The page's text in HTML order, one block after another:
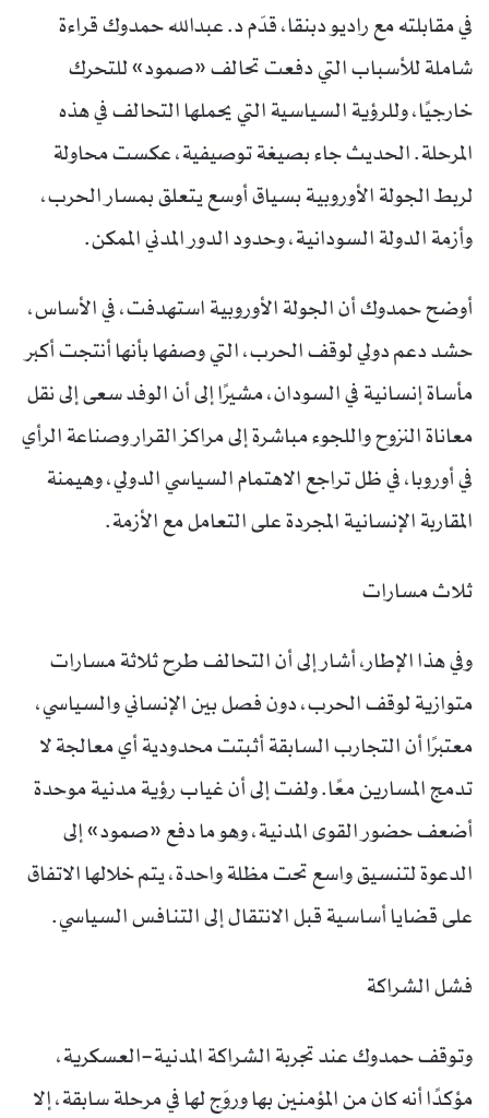
في مقابلته مع راديو دبنقا، قدّم د. عبدالله حمدوك قراءة
شاملة للأسباب التي دفعت تحالف «صمود» للتحرك
خارجيًا، وللرؤية السياسية التي يحملها التحالف في هذه
المرحلة. الحديث جاء بصيغة توصيفية، عكست محاولة
لربط الجولة الأوروبية بسياق أوسع يتعلق بمسار الحرب،
وأزمة الدولة السودانية، وحدود الدور المدني الممكن.
أوضح حمدوك أن الجولة الأوروبية استهدفت، في الأساس،
حشد دعم دولي لوقف الحرب، التي وصفها بأنها أنتجت أكبر
مأساة إنسانية في السودان، مشيرًا إلى أن الوفد سعى إلى نقل
معاناة النزوح واللجوء مباشرة إلى مراكز القرار وصناعة الرأي
في أوروبا، في ظل تراجع الاهتمام السياسي الدولي، وهيمنة
المقاربة الإنسانية المجردة على التعامل مع الأزمة.
ثلاث مسارات
وفي هذا الإطار، أشار إلى أن التحالف طرح ثلاثة مسارات
متوازية لوقف الحرب، دون فصل بين الإنساني والسياسي،
معتبرًا أن التجارب السابقة أثبتت محدودية أي معالجة لا
تدمج المسارين معًا. ولفت إلى أن غياب رؤية مدنية موحدة
أضعف حضور القوى المدنية، وهو ما دفع «صمود» إلى
الدعوة لتنسيق واسع تحت مظلة واحدة، يتم خلالها الاتفاق
على قضايا أساسية قبل الانتقال إلى التنافس السياسي.
فشل الشراكة
وتوقف حمدوك عند تجربة الشراكة المدنية–العسكرية،
مؤكدًا أنه كان من المؤمنين بها وروّج لها في مرحلة سابقة، إلا